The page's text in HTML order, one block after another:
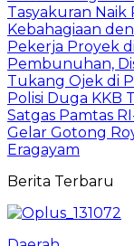
Tasyakuran Naik
Kebahagiaan
Pekerja Proyek
Pembunuhan,
Tukang Ojek di
Polisi Duga KKB
Satgas Pamtas
Gelar Gotong
Eragayam
Berita Terbaru